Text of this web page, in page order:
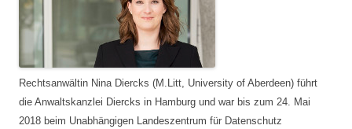
Rechtsanwältin Nina Diercks (M.Litt, University of Aberdeen) führt
die Anwaltskanzlei Diercks in Hamburg und war bis zum 24. Mai
2018 beim Unabhängigen Landeszentrum für Datenschutz